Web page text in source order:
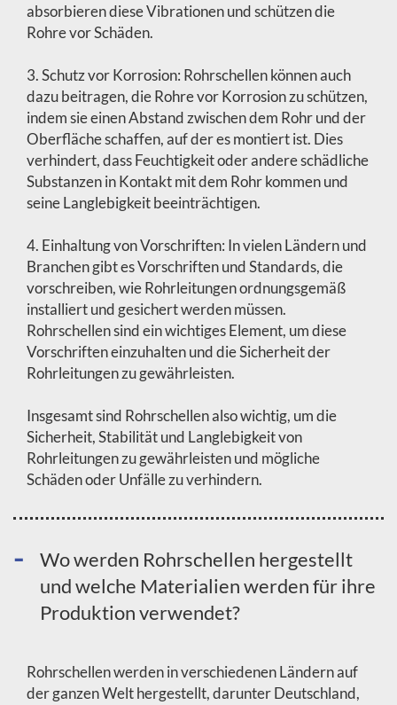
absorbieren diese Vibrationen und schützen die
Rohre vor Schäden.
3. Schutz vor Korrosion: Rohrschellen können auch
dazu beitragen, die Rohre vor Korrosion zu schützen,
indem sie einen Abstand zwischen dem Rohr und der
Oberfläche schaffen, auf der es montiert ist. Dies
verhindert, dass Feuchtigkeit oder andere schädliche
Substanzen in Kontakt mit dem Rohr kommen und
seine Langlebigkeit beeinträchtigen.
4. Einhaltung von Vorschriften: In vielen Ländern und
Branchen gibt es Vorschriften und Standards, die
vorschreiben, wie Rohrleitungen ordnungsgemäß
installiert und gesichert werden müssen.
Rohrschellen sind ein wichtiges Element, um diese
Vorschriften einzuhalten und die Sicherheit der
Rohrleitungen zu gewährleisten.
Insgesamt sind Rohrschellen also wichtig, um die
Sicherheit, Stabilität und Langlebigkeit von
Rohrleitungen zu gewährleisten und mögliche
Schäden oder Unfälle zu verhindern.
Wo werden Rohrschellen hergestellt
und welche Materialien werden für ihre
Produktion verwendet?
Rohrschellen werden in verschiedenen Ländern auf
der ganzen Welt hergestellt, darunter Deutschland,